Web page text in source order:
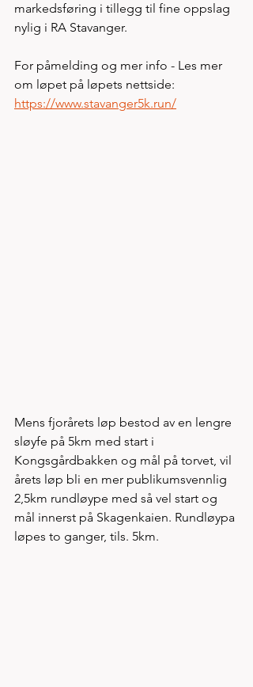
markedsføring i tillegg til fine oppslag
nylig i RA Stavanger.
For påmelding og mer info - Les mer
om løpet på løpets nettside:
https://www.stavanger5k.run/
Mens fjorårets løp bestod av en lengre
sløyfe på 5km med start i
Kongsgårdbakken og mål på torvet, vil
årets løp bli en mer publikumsvennlig
2,5km rundløype med så vel start og
mål innerst på Skagenkaien. Rundløypa
løpes to ganger, tils. 5km.